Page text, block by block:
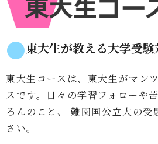
東大生が教える大学受験
東大生コースは、東大生がマン
スです。日々の学習フォローや
ろんのこと、 難関国公立大の受
さい。